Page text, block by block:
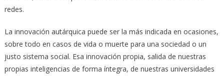
redes.
La innovación autárquica puede ser la más indicada en ocasiones,
sobre todo en casos de vida o muerte para una sociedad o un
justo sistema social. Esa innovación propia, salida de nuestras
propias inteligencias de forma íntegra, de nuestras universidades